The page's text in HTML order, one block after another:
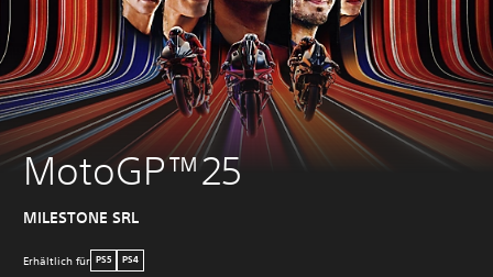
MotoGP™25
MILESTONE SRL
Erhältlich für PS5 PS4